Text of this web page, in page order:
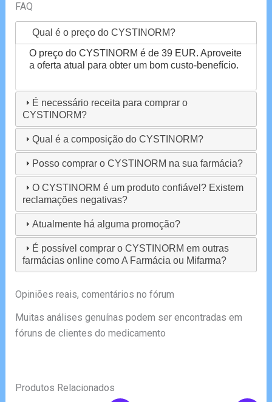
FAQ
Qual é o preço do CYSTINORM?
O preço do CYSTINORM é de 39 EUR. Aproveite
a oferta atual para obter um bom custo-benefício.
É necessário receita para comprar o
CYSTINORM?
Qual é a composição do CYSTINORM?
Posso comprar o CYSTINORM na sua farmácia?
O CYSTINORM é um produto confiável? Existem
reclamações negativas?
Atualmente há alguma promoção?
É possível comprar o CYSTINORM em outras
farmácias online como A Farmácia ou Mifarma?
Opiniões reais, comentários no fórum
Muitas análises genuínas podem ser encontradas em
fóruns de clientes do medicamento
Produtos Relacionados